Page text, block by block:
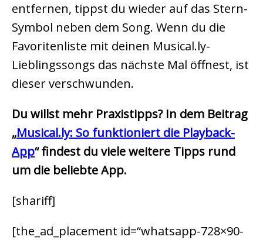
entfernen, tippst du wieder auf das Stern-
Symbol neben dem Song. Wenn du die
Favoritenliste mit deinen Musical.ly-
Lieblingssongs das nächste Mal öffnest, ist
dieser verschwunden.
Du willst mehr Praxistipps? In dem Beitrag
„Musical.ly: So funktioniert die Playback-
App“ findest du viele weitere Tipps rund
um die beliebte App.
[shariff]
[the_ad_placement id=“whatsapp-728×90-